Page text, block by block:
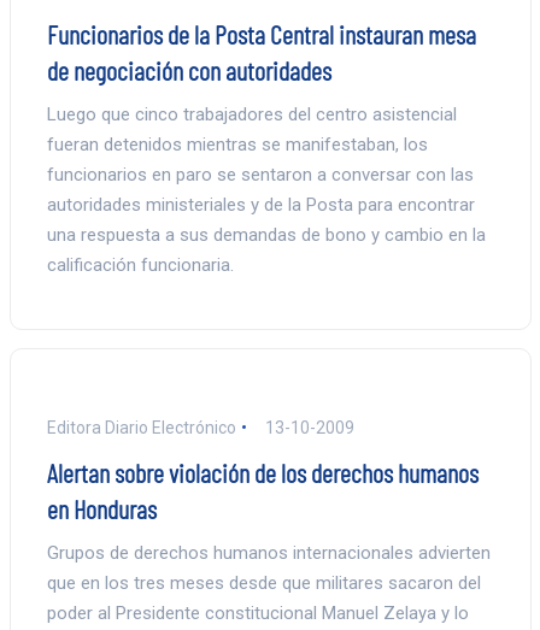
Funcionarios de la Posta Central instauran mesa
de negociación con autoridades
Luego que cinco trabajadores del centro asistencial
fueran detenidos mientras se manifestaban, los
funcionarios en paro se sentaron a conversar con las
autoridades ministeriales y de la Posta para encontrar
una respuesta a sus demandas de bono y cambio en la
calificación funcionaria.
Editora Diario Electrónico 13-10-2009
Alertan sobre violación de los derechos humanos
en Honduras
Grupos de derechos humanos internacionales advierten
que en los tres meses desde que militares sacaron del
poder al Presidente constitucional Manuel Zelaya y lo